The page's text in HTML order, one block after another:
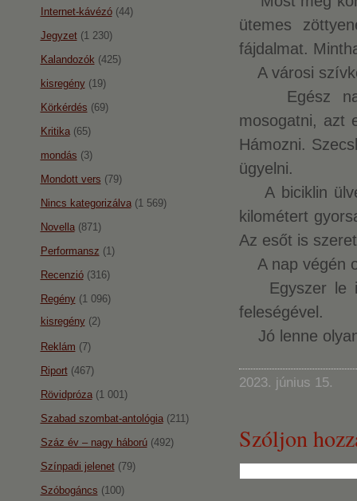
ütemes
fájdalmat.
A városi
Egész
mosogatni, azt
Hámozni.
ügyelni.
A biciklin ülve
kilométert
Az esőt is
A nap végén
Egyszer le is
feleségével.
Jó lenne
2023. június 15.
Szóljon
Internet-kávézó(44)
Jegyzet(1 230)
Kalandozók (425)
kisregény(19)
Körkérdés (69)
Kritika(65)
mondás (3)
Mondott vers (79)
Nincs kategorizálva(1 569)
Novella(871)
Performansz (1)
Recenzió(316)
Regény(1 096)
kisregény(2)
Reklám (7)
Riport(467)
Rövidpróza(1 001)
Szabad szombat-antológia(211)
Száz év – nagy háború(492)
Színpadi jelenet(79)
Szóbogáncs (100)